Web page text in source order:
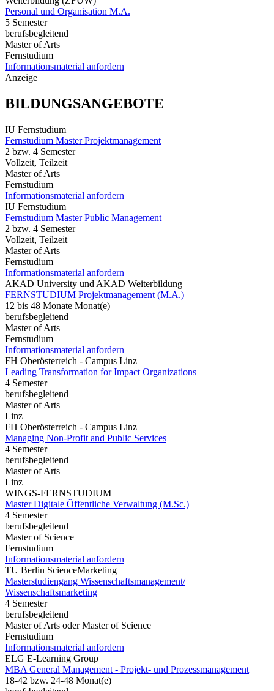
Personal und Organisation M.A.
5 Semester
berufsbegleitend
Master of Arts
Fernstudium
Informationsmaterial anfordern
Anzeige
BILDUNGSANGEBOTE
IU Fernstudium
Fernstudium Master Projektmanagement
2 bzw. 4 Semester
Vollzeit, Teilzeit
Master of Arts
Fernstudium
Informationsmaterial anfordern
IU Fernstudium
Fernstudium Master Public Management
2 bzw. 4 Semester
Vollzeit, Teilzeit
Master of Arts
Fernstudium
Informationsmaterial anfordern
AKAD University und AKAD Weiterbildung
FERNSTUDIUM Projektmanagement (M.A.)
12 bis 48 Monate Monat(e)
berufsbegleitend
Master of Arts
Fernstudium
Informationsmaterial anfordern
FH Oberösterreich - Campus Linz
Leading Transformation for Impact Organizations
4 Semester
berufsbegleitend
Master of Arts
Linz
FH Oberösterreich - Campus Linz
Managing Non-Profit and Public Services
4 Semester
berufsbegleitend
Master of Arts
Linz
WINGS-FERNSTUDIUM
Master Digitale Öffentliche Verwaltung (M.Sc.)
4 Semester
berufsbegleitend
Master of Science
Fernstudium
Informationsmaterial anfordern
TU Berlin ScienceMarketing
Masterstudiengang Wissenschaftsmanagement/
Wissenschaftsmarketing
4 Semester
berufsbegleitend
Master of Arts oder Master of Science
Fernstudium
Informationsmaterial anfordern
ELG E-Learning Group
MBA General Management - Projekt- und Prozessmanagement
18-42 bzw. 24-48 Monat(e)